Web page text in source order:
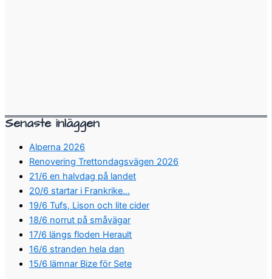
Senaste inläggen
Alperna 2026
Renovering Trettondagsvägen 2026
21/6 en halvdag på landet
20/6 startar i Frankrike…
19/6 Tufs, Lison och lite cider
18/6 norrut på småvägar
17/6 längs floden Herault
16/6 stranden hela dan
15/6 lämnar Bize för Sete